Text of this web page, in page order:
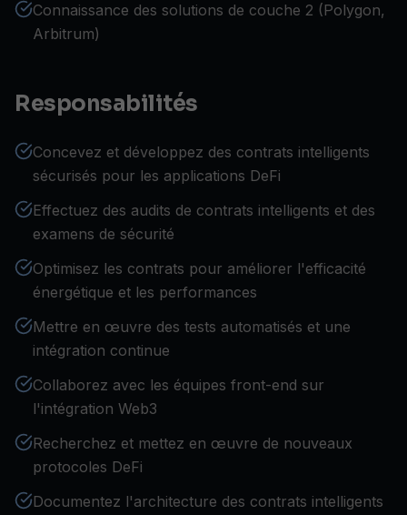
Connaissance des solutions de couche 2 (Polygon,
Arbitrum)
Responsabilités
Concevez et développez des contrats intelligents
sécurisés pour les applications DeFi
Effectuez des audits de contrats intelligents et des
examens de sécurité
Optimisez les contrats pour améliorer l'efficacité
énergétique et les performances
Mettre en œuvre des tests automatisés et une
intégration continue
Collaborez avec les équipes front-end sur
l'intégration Web3
Recherchez et mettez en œuvre de nouveaux
protocoles DeFi
Documentez l'architecture des contrats intelligents